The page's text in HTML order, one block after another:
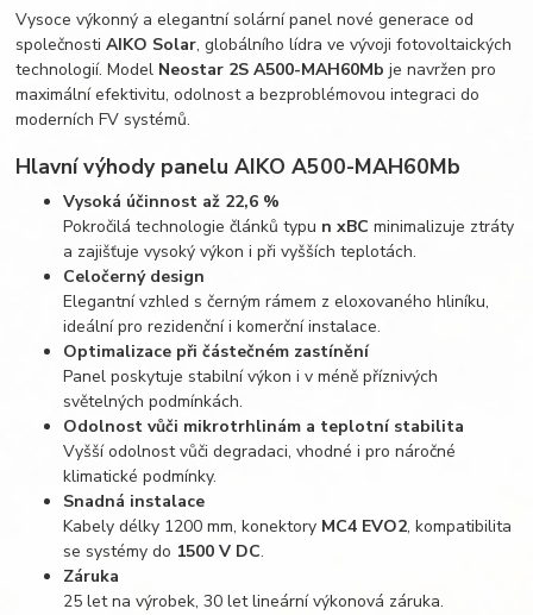
Vysoce výkonný a elegantní solární panel nové generace od
společnostiAIKO Solar, globálního lídra ve vývoji fotovoltaických
technologií. Model Neostar 2S A500-MAH60Mb je navržen pro
maximální efektivitu, odolnost a bezproblémovou integraci do
moderních FV systémů.
Hlavní výhody panelu AIKO A500-MAH60Mb
Vysoká účinnost až 22,6 %
Pokročilá technologie článků typu n xBC minimalizuje ztráty
a zajišťuje vysoký výkon i při vyšších teplotách.
Celočerný design
Elegantní vzhled s černým rámem z eloxovaného hliníku,
ideální pro rezidenční i komerční instalace.
Optimalizace při částečném zastínění
Panel poskytuje stabilní výkon i v méně příznivých
světelných podmínkách.
Odolnost vůči mikrotrhlinám a teplotní stabilita
Vyšší odolnost vůči degradaci, vhodné i pro náročné
klimatické podmínky.
Snadná instalace
Kabely délky 1200 mm, konektory MC4 EVO2, kompatibilita
se systémy do 1500 V DC.
Záruka
25 let na výrobek, 30 let lineární výkonová záruka.